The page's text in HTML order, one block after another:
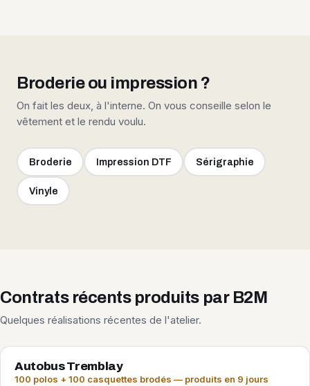
Broderie ou impression ?
On fait les deux, à l'interne. On vous conseille selon le
vêtement et le rendu voulu.
Broderie Impression DTF Sérigraphie
Vinyle
Contrats récents produits par B2M
Quelques réalisations récentes de l'atelier.
Autobus Tremblay
100 polos + 100 casquettes brodés — produits en 9 jours